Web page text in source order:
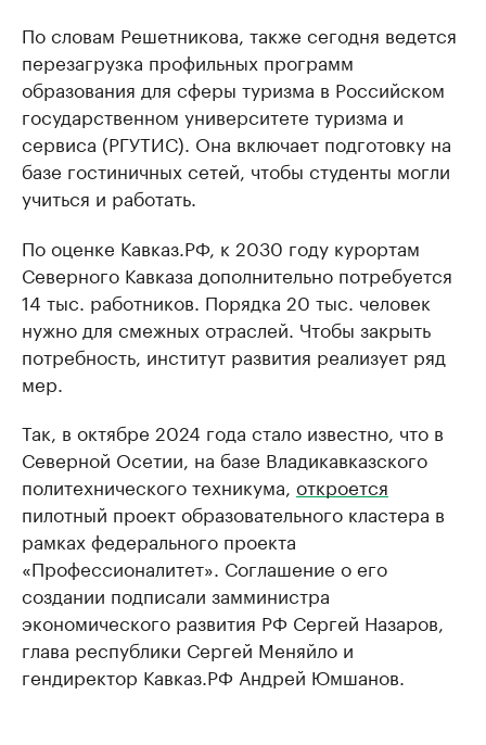
По словам Решетникова, также сегодня ведется
перезагрузка профильных программ
образования для сферы туризма в Российском
государственном университете туризма и
сервиса (РГУТИС). Она включает подготовку на
базе гостиничных сетей, чтобы студенты могли
учиться и работать.
По оценке Кавказ.РФ, к 2030 году курортам
Северного Кавказа дополнительно потребуется
14 тыс. работников. Порядка 20 тыс. человек
нужно для смежных отраслей. Чтобы закрыть
потребность, институт развития реализует ряд
мер.
Так, в октябре 2024 года стало известно, что в
Северной Осетии, на базе Владикавказского
политехнического техникума, откроется
пилотный проект образовательного кластера в
рамках федерального проекта
«Профессионалитет». Соглашение о его
создании подписали замминистра
экономического развития РФ Сергей Назаров,
глава республики Сергей Меняйло и
гендиректор Кавказ.РФ Андрей Юмшанов.